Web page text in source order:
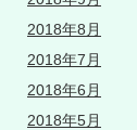
2018年8月
2018年7月
2018年6月
2018年5月